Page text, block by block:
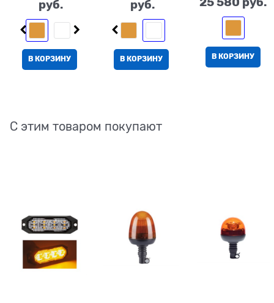
руб.
В КОРЗИНУ
руб.
В КОРЗИНУ В КОРЗИНУ
С этим товаром покупают